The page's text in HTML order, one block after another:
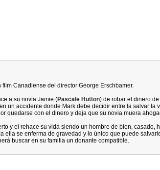
film Canadiense del director George Erschbamer.
a su novia Jamie (Pascale Hutton) de robar el dinero de
un accidente donde Mark debe decidir entre la salvar la
quedarse con el dinero y deja que su novia muera
y el rehace su vida siendo un hombre de bien, casado,
ella se enferma de gravedad y lo único que puede
buscar en su familia un donante compatible.